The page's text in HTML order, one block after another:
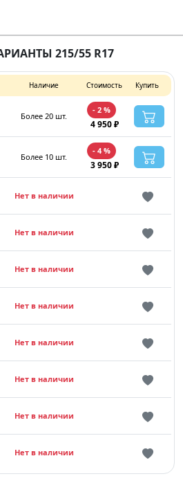
215/55 R17
Наличие Стоимость Купить
Более 20 шт.
- 2 %
4 950 ₽
Более 10 шт.
- 4 %
3 950 ₽
Нет в наличии
Нет в наличии
Нет в наличии
Нет в наличии
Нет в наличии
Нет в наличии
Нет в наличии
Нет в наличии